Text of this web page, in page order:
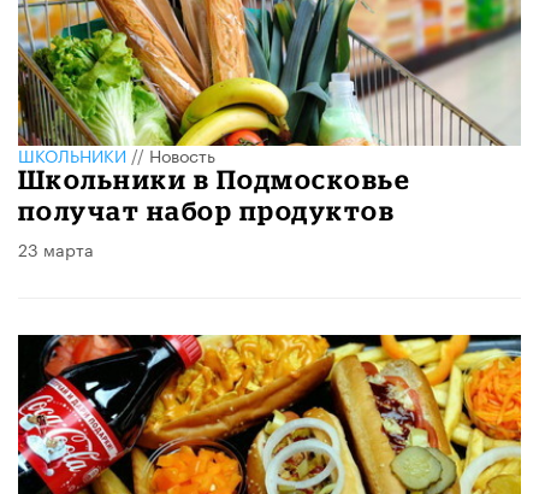
ШКОЛЬНИКИ//Новость
Школьники в Подмосковье
получат набор продуктов
23 марта